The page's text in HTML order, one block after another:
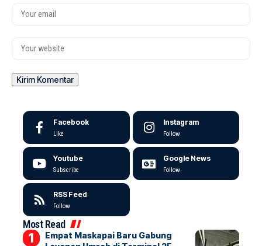
Facebook
Like
Instagram
Follow
Youtube
Subscribe
Google News
Follow
RSS Feed
Follow
Most Read
Empat Maskapai Baru Gabung